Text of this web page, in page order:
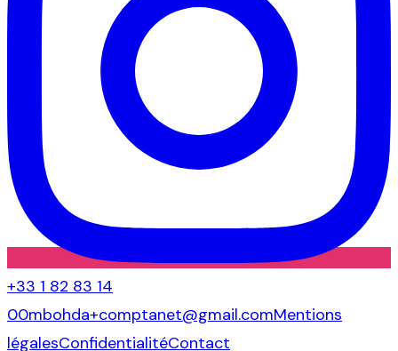
+33 1 82 83 14
00mbohda+comptanet@gmail.comMentions
légalesConfidentialitéContact